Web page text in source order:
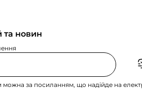
та новин
можна за посиланням, що надійде на